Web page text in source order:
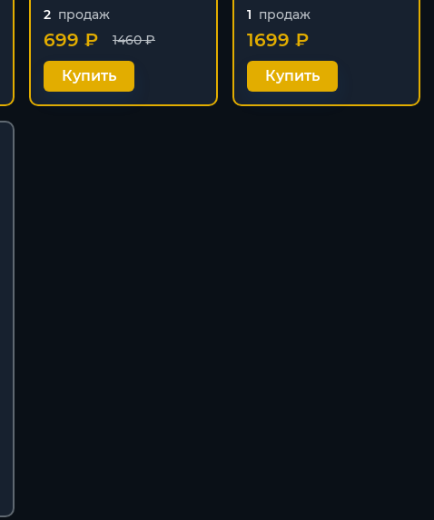
2 продаж
1460 ₽
699 ₽
Купить
1 продаж
1699 ₽
Купить